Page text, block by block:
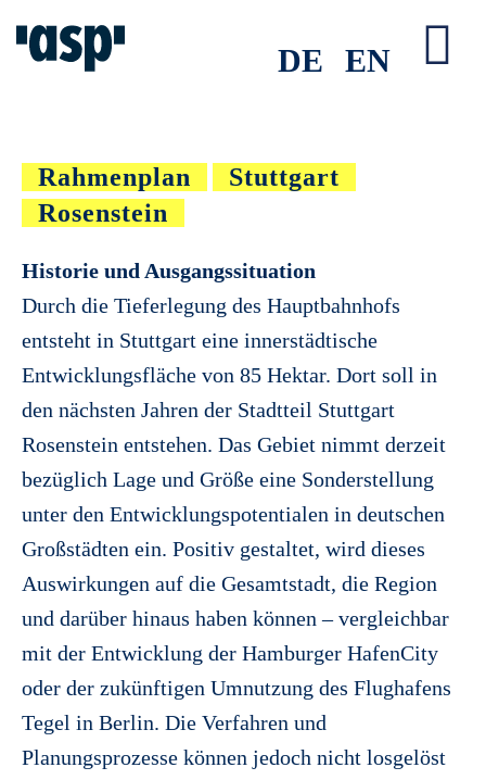
Inhalt
DE EN
Rahmenplan
Stuttgart
Rosenstein
Historie und Ausgangssituation
Durch die Tieferlegung des Hauptbahnhofs
entsteht in Stuttgart eine innerstädtische
Entwicklungsfläche von 85 Hektar. Dort soll in
den nächsten Jahren der Stadtteil Stuttgart
Rosenstein entstehen. Das Gebiet nimmt derzeit
bezüglich Lage und Größe eine Sonderstellung
unter den Entwicklungspotentialen in deutschen
Großstädten ein. Positiv gestaltet, wird dieses
Auswirkungen auf die Gesamtstadt, die Region
und darüber hinaus haben können – vergleichbar
mit der Entwicklung der Hamburger HafenCity
oder der zukünftigen Umnutzung des Flughafens
Tegel in Berlin. Die Verfahren und
Planungsprozesse können jedoch nicht losgelöst